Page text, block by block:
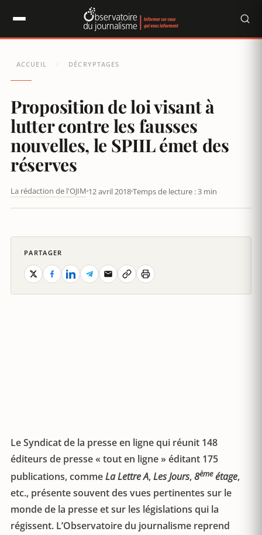
ACCUEIL / DÉCRYPTAGES
Proposition de loi visant à
lutter contre les fausses
nouvelles, le SPIIL émet des
réserves
La rédaction de l'OJIM 12 avril 2018Temps de lecture : 3 min
Le Syndicat de la presse en ligne qui réunit 148
éditeurs de presse « tout en ligne » éditant 175
publications, commeLa Lettre A,Les Jours,8èmeétage,
etc., présente souvent des vues pertinentes sur le
monde de la presse et sur les législations qui la
régissent. L’Observatoire du journalisme reprend
PARTAGER
Panneau de gestion des cookies